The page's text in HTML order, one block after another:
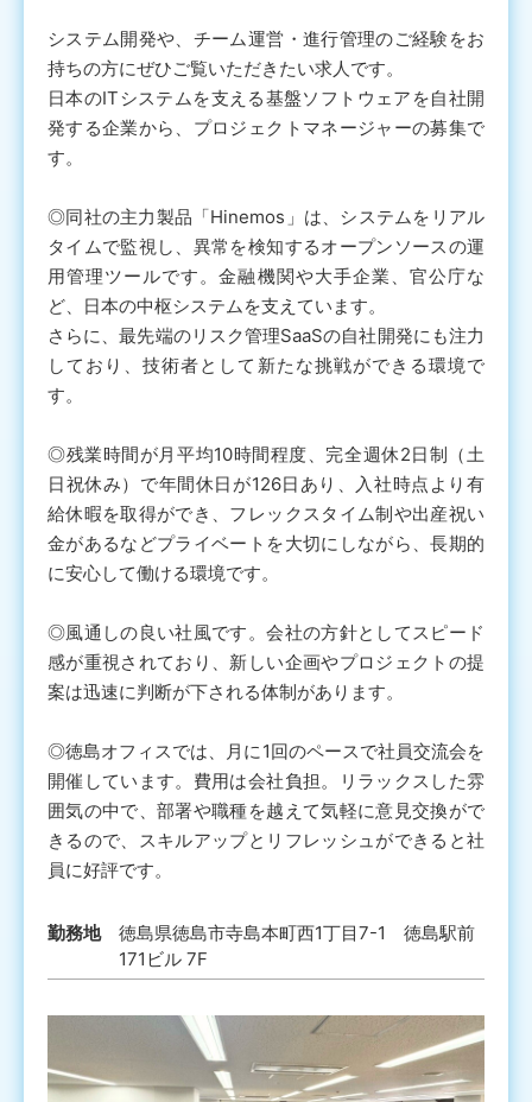
システム開発や、チーム運営・進行管理のご経験をお
持ちの方にぜひご覧いただきたい求人です。
日本のITシステムを支える基盤ソフトウェアを自社開
発する企業から、プロジェクトマネージャーの募集で
す。
◎同社の主力製品「Hinemos」は、システムをリアル
タイムで監視し、異常を検知するオープンソースの運
用管理ツールです。金融機関や大手企業、官公庁な
ど、日本の中枢システムを支えています。
さらに、最先端のリスク管理SaaSの自社開発にも注力
しており、技術者として新たな挑戦ができる環境で
す。
◎残業時間が月平均10時間程度、完全週休2日制（土
日祝休み）で年間休日が126日あり、入社時点より有
給休暇を取得ができ、フレックスタイム制や出産祝い
金があるなどプライベートを大切にしながら、長期的
に安心して働ける環境です。
◎風通しの良い社風です。会社の方針としてスピード
感が重視されており、新しい企画やプロジェクトの提
案は迅速に判断が下される体制があります。
◎徳島オフィスでは、月に1回のペースで社員交流会を
開催しています。費用は会社負担。リラックスした雰
囲気の中で、部署や職種を越えて気軽に意見交換がで
きるので、スキルアップとリフレッシュができると社
員に好評です。
勤務地
徳島県徳島市寺島本町西1丁目7-1 徳島駅前
171ビル 7F